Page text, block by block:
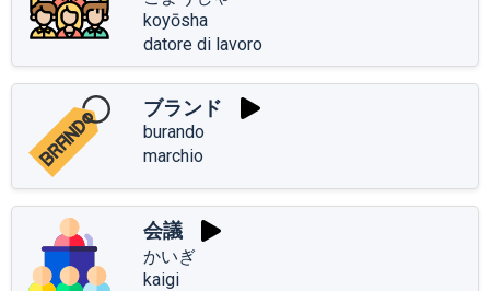
koyōsha
datore di lavoro
ブランド
burando
marchio
会議
かいぎ
kaigi